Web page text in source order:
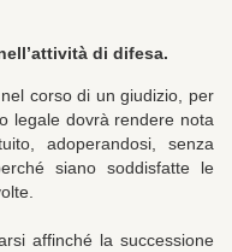
di difesa.
corso di un giudizio, per
legale dovrà rendere nota
adoperandosi, senza
siano soddisfatte le
affinché la successione